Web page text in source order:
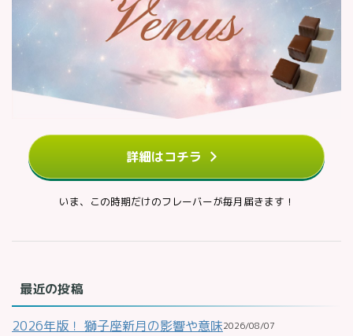
詳細はコチラ
いま、この時期だけのフレーバーが毎月届きます！
最近の投稿
2026年版！ 獅子座新月の影響や意味2026/08/07